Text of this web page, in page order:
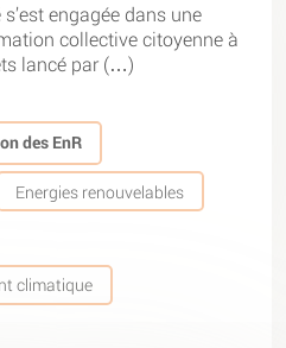
engagée dans une
collective citoyenne à
lancé par (…)
des EnR
Energies renouvelables
climatique